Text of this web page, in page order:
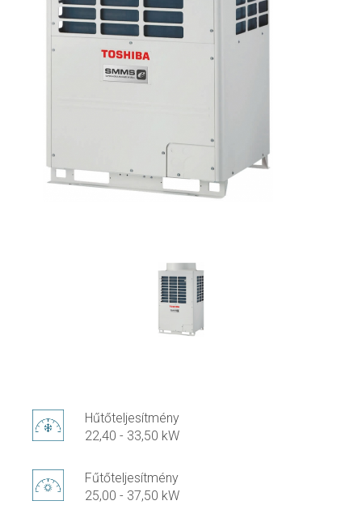
Hűtőteljesítmény
22,40 - 33,50 kW
Fűtőteljesítmény
25,00 - 37,50 kW